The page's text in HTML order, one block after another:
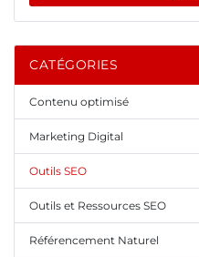
CATÉGORIES
Contenu optimisé
Marketing Digital
Outils SEO
Outils et Ressources SEO
Référencement Naturel